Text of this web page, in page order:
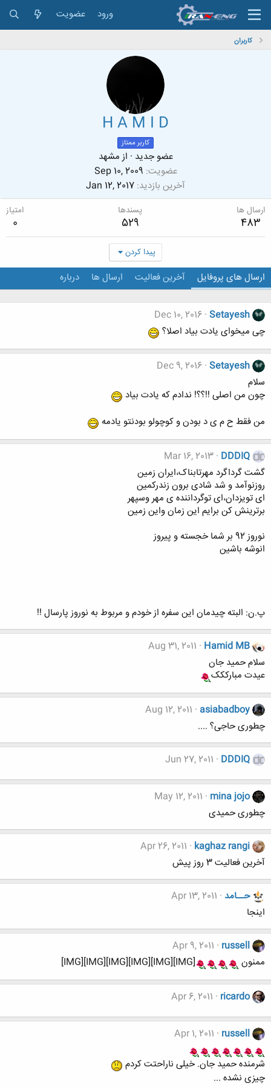
ورود عضویت
کاربران
H A M I D
کاربر ممتاز
عضو جدید · ازمشهد
عضویت Sep 10, 2009
آخرین بازدید Jan 12, 2017
ارسال ها
483
پسندها
529
امتیاز
0
پیدا کردن
ارسال های پروفایل آخرین فعالیت ارسال ها درباره
Setayesh
Dec 10, 2016
چی میخوای یادت بیاد اصلا؟
Setayesh
Dec 9, 2016
سلام
چون من اصلی !!؟؟! ندادم که یادت بیاد
من فقط ح م ی د بودن و کوچولو بودنتو یادمه
DDDIQ
Mar 16, 2013
گشت گرداگرد مهرتابناک،ایران زمین
روزنوآمد و شد شادی برون زندرکمین
ای تویزدان،ای توگرداننده ی مهر وسپهر
برترینش کن برایم این زمان واین زمین
نوروز 92 بر شما خجسته و پیروز
انوشه باشین
پ.ن: البته چیدمان این سفره از خودم و مربوط به نوروز پارسال !!
Hamid MB
Aug 31, 2011
سلام حمید جان
عیدت مبارککک
asiabadboy
Aug 12, 2011
چطوری حاجی؟ ....
DDDIQ
Jun 27, 2011
mina jojo
May 12, 2011
چطوری حمیدی
kaghaz rangi
Apr 26, 2011
آخرين فعاليت 3 روز پيش
حــامد Apr 13, 2011
اینجا
russell
Apr 9, 2011
ممنون
[IMG][IMG][IMG][IMG][IMG][IMG]
ricardo
Apr 6, 2011
russell
Apr 1, 2011
شرمنده حمید جان. خیلی ناراحتت کردم
چیزی نشده ...